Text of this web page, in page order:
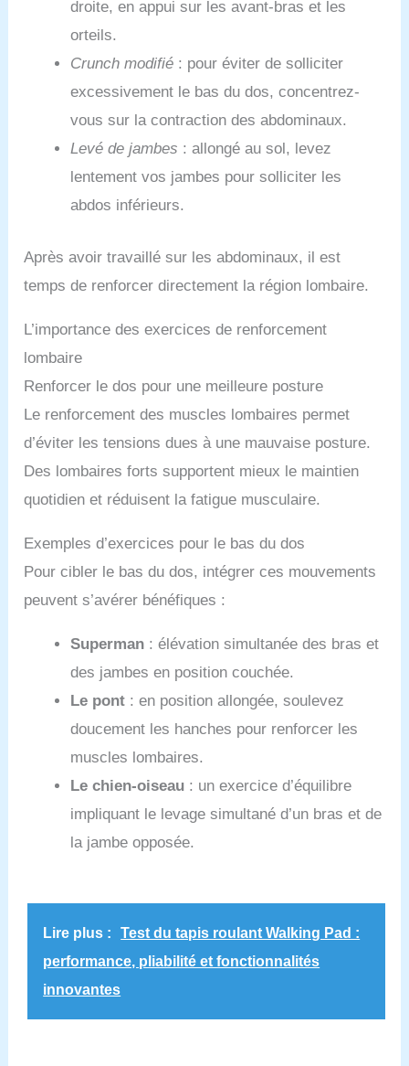
droite, en appui sur les avant-bras et les
orteils.
Crunch modifié : pour éviter de solliciter
excessivement le bas du dos, concentrez-
vous sur la contraction des abdominaux.
Levé de jambes : allongé au sol, levez
lentement vos jambes pour solliciter les
abdos inférieurs.
Après avoir travaillé sur les abdominaux, il est
temps de renforcer directement la région lombaire.
L’importance des exercices de renforcement
lombaire
Renforcer le dos pour une meilleure posture
Le renforcement des muscles lombaires permet
d’éviter les tensions dues à une mauvaise posture.
Des lombaires forts supportent mieux le maintien
quotidien et réduisent la fatigue musculaire.
Exemples d’exercices pour le bas du dos
Pour cibler le bas du dos, intégrer ces mouvements
peuvent s’avérer bénéfiques :
Superman : élévation simultanée des bras et
des jambes en position couchée.
Le pont : en position allongée, soulevez
doucement les hanches pour renforcer les
muscles lombaires.
Le chien-oiseau : un exercice d’équilibre
impliquant le levage simultané d’un bras et de
la jambe opposée.
Lire plus :
Test du tapis roulant Walking Pad :
performance, pliabilité et fonctionnalités
innovantes